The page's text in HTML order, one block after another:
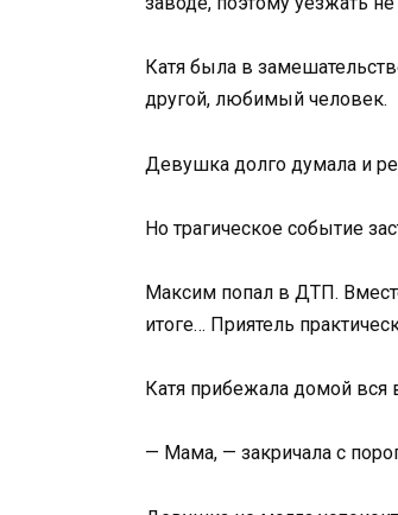
Катя была в
другой, любимый человек.
Девушка долго думала и
Но трагическое событие
Максим попал в ДТП.
итоге… Приятель
Катя прибежала домой вся
— Мама, — закричала с